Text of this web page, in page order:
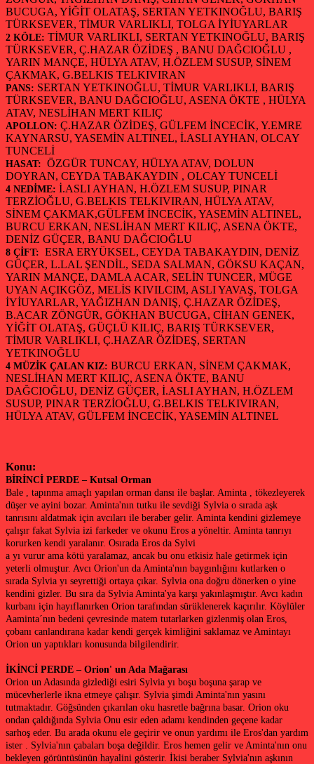
BUCUGA, YİĞİT OLATAŞ, SERTAN YETKINOĞLU, BARIŞ
TÜRKSEVER, TİMUR VARLIKLI, TOLGA İYİUYARLAR
2 KÖLE: TİMUR VARLIKLI, SERTAN YETKINOĞLU, BARIŞ
TÜRKSEVER, Ç.HAZAR ÖZİDEŞ , BANU DAĞCIOĞLU ,
YARIN MANÇE, HÜLYA ATAV, H.ÖZLEM SUSUP, SİNEM
ÇAKMAK, G.BELKIS TELKIVIRAN
PANS: SERTAN YETKINOĞLU, TİMUR VARLIKLI, BARIŞ
TÜRKSEVER, BANU DAĞCIOĞLU, ASENA ÖKTE , HÜLYA
ATAV, NESLİHAN MERT KILIÇ
APOLLON: Ç.HAZAR ÖZİDEŞ, GÜLFEM İNCECİK, Y.EMRE
KAYNARSU, YASEMİN ALTINEL, İ.ASLI AYHAN, OLCAY
TUNCELİ
HASAT: ÖZGÜR TUNCAY, HÜLYA ATAV, DOLUN
DOYRAN, CEYDA TABAKAYDIN , OLCAY TUNCELİ
4 NEDİME: İ.ASLI AYHAN, H.ÖZLEM SUSUP, PINAR
TERZİOĞLU, G.BELKIS TELKIVIRAN, HÜLYA ATAV,
SİNEM ÇAKMAK,GÜLFEM İNCECİK, YASEMİN ALTINEL,
BURCU ERKAN, NESLİHAN MERT KILIÇ, ASENA ÖKTE,
DENİZ GÜÇER, BANU DAĞCIOĞLU
8 ÇİFT: ESRA ERYÜKSEL, CEYDA TABAKAYDIN, DENİZ
GÜÇER, L.LAL ŞENDİL, SEDA SALMAN, GÖKSU KAÇAN,
YARIN MANÇE, DAMLA ACAR, SELİN TUNCER, MÜGE
UYAN AÇIKGÖZ, MELİS KIVILCIM, ASLI YAVAŞ, TOLGA
İYİUYARLAR, YAĞIZHAN DANIŞ, Ç.HAZAR ÖZİDEŞ,
B.ACAR ZÖNGÜR, GÖKHAN BUCUGA, CİHAN GENEK,
YİĞİT OLATAŞ, GÜÇLÜ KILIÇ, BARIŞ TÜRKSEVER,
TİMUR VARLIKLI, Ç.HAZAR ÖZİDEŞ, SERTAN
YETKINOĞLU
4 MÜZİK ÇALAN KIZ: BURCU ERKAN, SİNEM ÇAKMAK,
NESLİHAN MERT KILIÇ, ASENA ÖKTE, BANU
DAĞCIOĞLU, DENİZ GÜÇER, İ.ASLI AYHAN, H.ÖZLEM
SUSUP, PINAR TERZİOĞLU, G.BELKIS TELKIVIRAN,
HÜLYA ATAV, GÜLFEM İNCECİK, YASEMİN ALTINEL
Konu:
BİRİNCİ PERDE – Kutsal Orman
Bale , tapınma amaçlı yapılan orman dansı ile başlar. Aminta , tökezleyerek
düşer ve ayini bozar. Aminta'nın tutku ile sevdiği Sylvia o sırada aşk
tanrısını aldatmak için avcıları ile beraber gelir. Aminta kendini gizlemeye
çalışır fakat Sylvia izi farkeder ve okunu Eros a yöneltir. Aminta tanrıyı
korurken kendi yaralanır. Osırada Eros da Sylvi
a yı vurur ama kötü yaralamaz, ancak bu onu etkisiz hale getirmek için
yeterli olmuştur. Avcı Orion'un da Aminta'nın baygınlığını kutlarken o
sırada Sylvia yı seyrettiği ortaya çıkar. Sylvia ona doğru dönerken o yine
kendini gizler. Bu sıra da Sylvia Aminta'ya karşı yakınlaşmıştır. Avcı kadın
kurbanı için hayıflanırken Orion tarafından sürüklenerek kaçırılır. Köylüler
Aaminta´nın bedeni çevresinde matem tutarlarken gizlenmiş olan Eros,
çobanı canlandırana kadar kendi gerçek kimliğini saklamaz ve Amintayı
Orion un yaptıkları konusunda bilgilendirir.
İKİNCİ PERDE – Orion' un Ada Mağarası
Orion un Adasında gizlediği esiri Sylvia yı boşu boşuna şarap ve
mücevherlerle ikna etmeye çalışır. Sylvia şimdi Aminta'nın yasını
tutmaktadır. Göğsünden çıkarılan oku hasretle bağrına basar. Orion oku
ondan çaldığında Sylvia Onu esir eden adamı kendinden geçene kadar
sarhoş eder. Bu arada okunu ele geçirir ve onun yardımı ile Eros'dan yardım
ister . Sylvia'nın çabaları boşa değildir. Eros hemen gelir ve Aminta'nın onu
bekleyen görüntüsünün hayalini gösterir. İkisi beraber Sylvia'nın aşkının